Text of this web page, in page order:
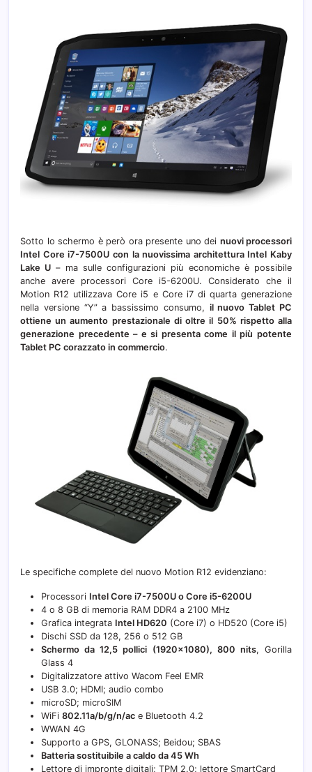
Sotto lo schermo è però ora presente uno dei nuovi processori
Intel Core i7-7500U con la nuovissima architettura Intel Kaby
Lake U – ma sulle configurazioni più economiche è possibile
anche avere processori Core i5-6200U. Considerato che il
Motion R12 utilizzava Core i5 e Core i7 di quarta generazione
nella versione “Y” a bassissimo consumo, il nuovo Tablet PC
ottiene un aumento prestazionale di oltre il 50% rispetto alla
generazione precedente – e si presenta come il più potente
Tablet PC corazzato in commercio.
Le specifiche complete del nuovo Motion R12 evidenziano:
Processori Intel Core i7-7500U o Core i5-6200U
4 o 8 GB di memoria RAM DDR4 a 2100 MHz
Grafica integrata Intel HD620 (Core i7) o HD520 (Core i5)
Dischi SSD da 128, 256 o 512 GB
Schermo da 12,5 pollici (1920×1080), 800 nits, Gorilla
Glass 4
Digitalizzatore attivo Wacom Feel EMR
USB 3.0; HDMI; audio combo
microSD; microSIM
WiFi 802.11a/b/g/n/ac e Bluetooth 4.2
WWAN 4G
Supporto a GPS, GLONASS; Beidou; SBAS
Batteria sostituibile a caldo da 45 Wh
Lettore di impronte digitali; TPM 2.0; lettore SmartCard